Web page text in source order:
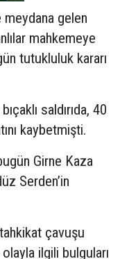
meydana gelen
mahkemeye
tutukluluk kararı
saldırıda, 40
kaybetmişti.
Girne Kaza
Serden’in
çavuşu
ilgili bulguları